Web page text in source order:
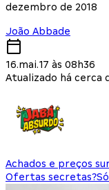
dezembro de 2018
João Abbade
16.mai.17 às 08h36
Atualizado há cerca
Achados e preços
Ofertas secretas?